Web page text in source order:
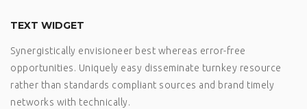
TEXT WIDGET
Synergistically envisioneer best whereas error-free
opportunities. Uniquely easy disseminate turnkey resource
rather than standards compliant sources and brand timely
networks with technically.